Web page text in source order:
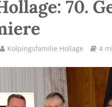
70.
Kolpingsfamilie Hollage 4